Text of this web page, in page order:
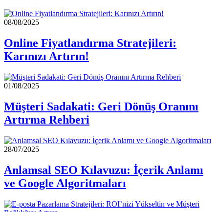
08/08/2025
Online Fiyatlandırma Stratejileri:
Karınızı Artırın!
01/08/2025
Müşteri Sadakati: Geri Dönüş Oranını
Artırma Rehberi
28/07/2025
Anlamsal SEO Kılavuzu: İçerik Anlamı
ve Google Algoritmaları